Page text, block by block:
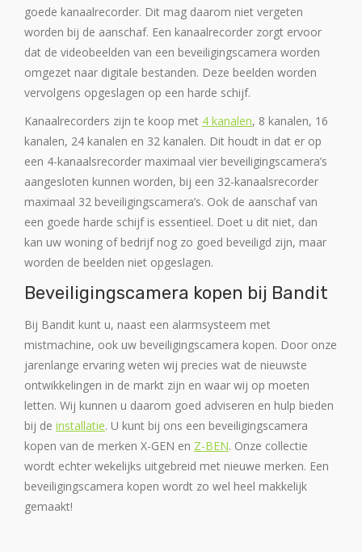
goede kanaalrecorder. Dit mag daarom niet vergeten
worden bij de aanschaf. Een kanaalrecorder zorgt ervoor
dat de videobeelden van een beveiligingscamera worden
omgezet naar digitale bestanden. Deze beelden worden
vervolgens opgeslagen op een harde schijf.
Kanaalrecorders zijn te koop met 4 kanalen, 8 kanalen, 16
kanalen, 24 kanalen en 32 kanalen. Dit houdt in dat er op
een 4-kanaalsrecorder maximaal vier beveiligingscamera’s
aangesloten kunnen worden, bij een 32-kanaalsrecorder
maximaal 32 beveiligingscamera’s. Ook de aanschaf van
een goede harde schijf is essentieel. Doet u dit niet, dan
kan uw woning of bedrijf nog zo goed beveiligd zijn, maar
worden de beelden niet opgeslagen.
Beveiligingscamera kopen bij Bandit
Bij Bandit kunt u, naast een alarmsysteem met
mistmachine, ook uw beveiligingscamera kopen. Door onze
jarenlange ervaring weten wij precies wat de nieuwste
ontwikkelingen in de markt zijn en waar wij op moeten
letten. Wij kunnen u daarom goed adviseren en hulp bieden
bij de installatie. U kunt bij ons een beveiligingscamera
kopen van de merken X-GEN en Z-BEN. Onze collectie
wordt echter wekelijks uitgebreid met nieuwe merken. Een
beveiligingscamera kopen wordt zo wel heel makkelijk
gemaakt!